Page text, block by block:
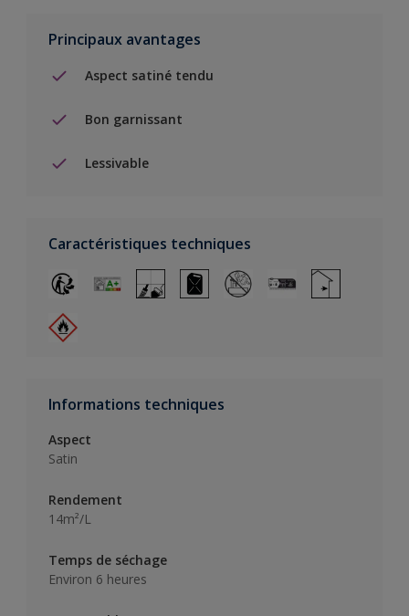
Principaux avantages
Aspect satiné tendu
Bon garnissant
Lessivable
Caractéristiques techniques
Informations techniques
Aspect
Satin
Rendement
14m²/L
Temps de séchage
Environ 6 heures